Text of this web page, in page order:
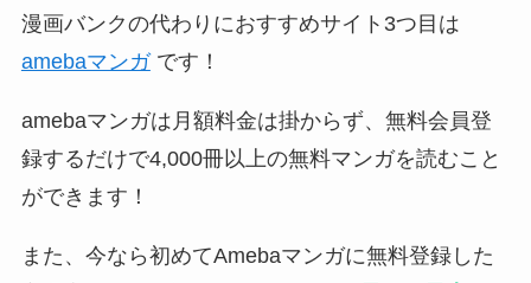
漫画バンクの代わりにおすすめサイト3つ目は
amebaマンガです！
amebaマンガは月額料金は掛からず、無料会員登
録するだけで4,000冊以上の無料マンガを読むこと
ができます！
また、今なら初めてAmebaマンガに無料登録した